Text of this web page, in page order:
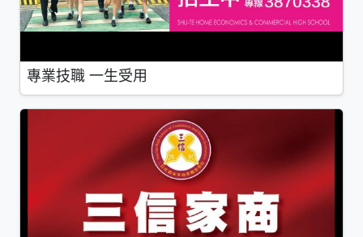
專業技職 一生受用